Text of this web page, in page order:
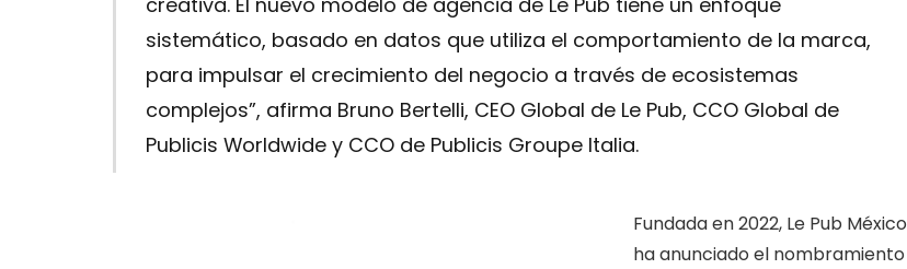
sistemático, basado en datos que utiliza el comportamiento de la marca,
para impulsar el crecimiento del negocio a través de ecosistemas
complejos”, afirma Bruno Bertelli, CEO Global de Le Pub, CCO Global de
Publicis Worldwide y CCO de Publicis Groupe Italia.
Fundada en 2022, Le Pub México
ha anunciado el nombramiento